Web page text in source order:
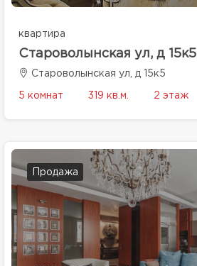
квартира
Староволынская ул, д 15к5
Староволынская ул, д 15к5
5 комнат 319 кв.м. 2 этаж
Продажа